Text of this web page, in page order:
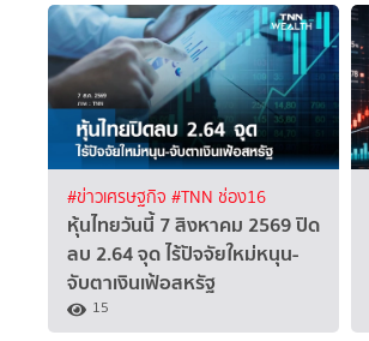
#ข่าวเศรษฐกิจ #TNN ช่อง16
หุ้นไทยวันนี้ 7 สิงหาคม 2569 ปิด
ลบ 2.64 จุด ไร้ปัจจัยใหม่หนุน-
จับตาเงินเฟ้อสหรัฐ
15